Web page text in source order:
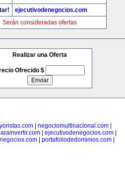
ejecutivodenegocios.com
Serán consideradas ofertas
Realizar una Oferta
Ofrecido $
negociomultinacional.com
ejecutivodenegocios.com
| portafoliodedominios.com|